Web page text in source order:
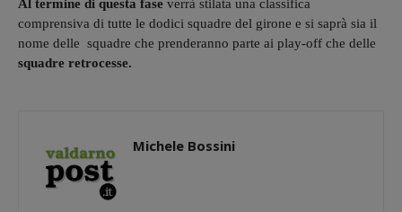
Al termine di questa fase verrà stilata una classifica
comprensiva di tutte le dodici squadre del girone e si saprà sia il
nome delle squadre che prenderanno parte ai play-off che delle
squadre retrocesse.
Michele Bossini